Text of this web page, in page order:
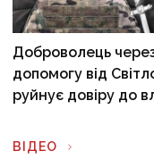
Доброволець
допомогу від
руйнує довіру до
ВІДЕО